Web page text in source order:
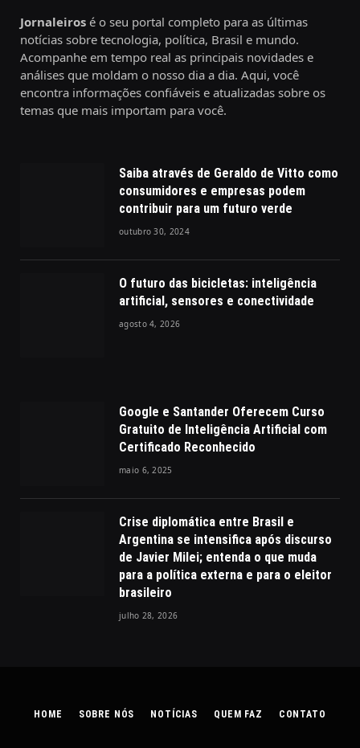
Jornaleiros é o seu portal completo para as últimas
notícias sobre tecnologia, política, Brasil e mundo.
Acompanhe em tempo real as principais novidades e
análises que moldam o nosso dia a dia. Aqui, você
encontra informações confiáveis e atualizadas sobre os
temas que mais importam para você.
Saiba através de Geraldo de Vitto como
consumidores e empresas podem
contribuir para um futuro verde
outubro 30, 2024
O futuro das bicicletas: inteligência
artificial, sensores e conectividade
agosto 4, 2026
Google e Santander Oferecem Curso
Gratuito de Inteligência Artificial com
Certificado Reconhecido
maio 6, 2025
Crise diplomática entre Brasil e
Argentina se intensifica após discurso
de Javier Milei; entenda o que muda
para a política externa e para o eleitor
brasileiro
julho 28, 2026
HOME SOBRE NÓS NOTÍCIAS QUEM FAZ CONTATO